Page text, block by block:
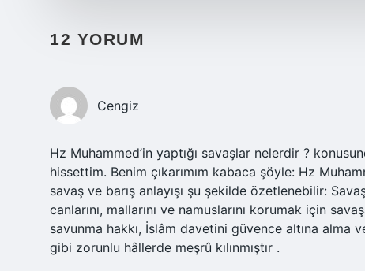
12 YORUM
Cengiz
Hz Muhammed’in yaptığı savaşlar nelerdir ?
hissettim. Benim çıkarımım kabaca şöyle: Hz
savaş ve barış anlayışı şu şekilde özetlenebilir:
canlarını, mallarını ve namuslarını korumak için
savunma hakkı, İslâm davetini güvence altına alma
gibi zorunlu hâllerde meşrû kılınmıştır .